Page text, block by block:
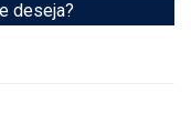
deseja?